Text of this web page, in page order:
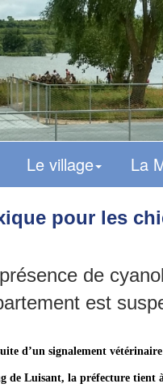
Le village La
pour les
de
est
d’un signalement
de Luisant, la préfecture tient